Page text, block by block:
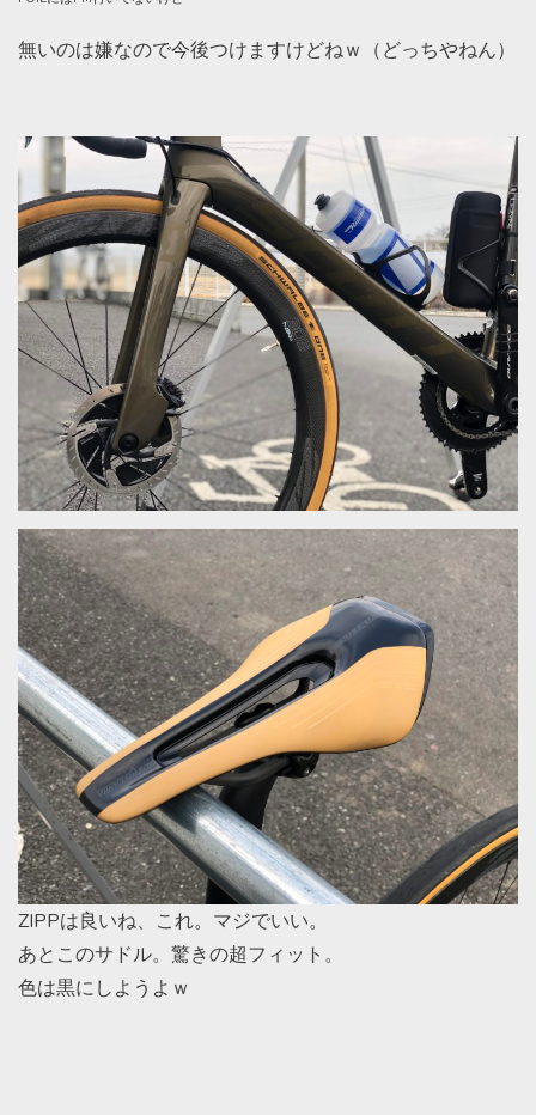
無いのは嫌なので今後つけますけどねｗ（どっちやねん）
ZIPPは良いね、これ。マジでいい。
あとこのサドル。驚きの超フィット。
色は黒にしようよｗ